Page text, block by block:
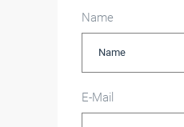
Name
E-Mail